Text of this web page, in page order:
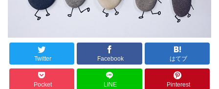
Twitter Facebook はてブ
Pocket LINE Pinterest